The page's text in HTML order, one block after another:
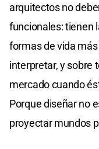
arquitectos no
funcionales: tienen
formas de vida
interpretar, y sobre
mercado cuando
Porque diseñar no
proyectar mundos